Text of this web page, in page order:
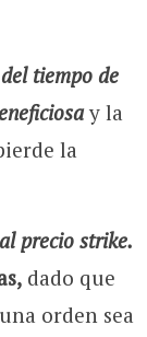
tiempo de
y la
la
precio strike.
dado que
orden sea